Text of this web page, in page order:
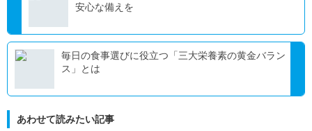
安心な備えを
毎日の食事選びに役立つ「三大栄養素の黄金バラン
ス」とは
あわせて読みたい記事